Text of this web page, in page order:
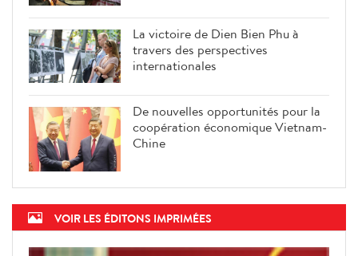
La victoire de Dien Bien Phu à
travers des perspectives
internationales
De nouvelles opportunités pour la
coopération économique Vietnam-
Chine
VOIR LES ÉDITONS IMPRIMÉES